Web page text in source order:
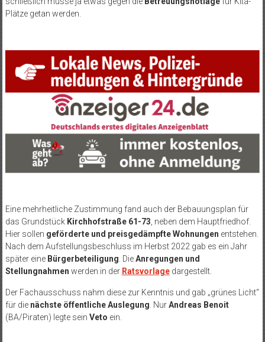
Plätze getan werden.
Eine mehrheitliche Zustimmung fand auch der Bebauungsplan für
das Grundstück Kirchhofstraße 61-73 , neben dem Hauptfriedhof.
Hier sollen geförderte und preisgedämpfte Wohnungen entstehen.
Nach dem Aufstellungsbeschluss im Herbst 2022 gab es ein Jahr
später eine Bürgerbeteiligung . DieAnregungen und
Stellungnahmen werden in der Ratsvorlagedargestellt.
Der Fachausschuss nahm diese zur Kenntnis und gab „grünes Licht“
für die nächste öffentliche Auslegung . NurAndreas Benoit
(BA/Piraten) legte sein Veto ein.